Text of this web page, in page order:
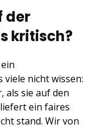
der
kritisch?
viele nicht wissen:
als sie auf den
ein faires
stand. Wir von